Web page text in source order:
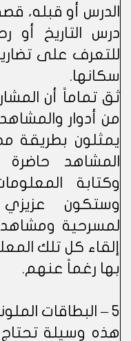
الدرس أو قبله،
درس التاريخ أو
للتعرف على
سكانها.
ثق تماماً أن
من أدوار
يمثلون بطريقة
المشاهد حاضرة
وكتابة
وستكون
لمسرحية
إلقاء كل تلك
بها رغماً عنهم.
5 – البطاقات الملونة :
هذه وسيلة